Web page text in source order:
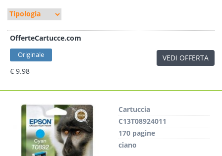
OfferteCartucce.com
Originale
€ 9.98
VEDI OFFERTA
Cartuccia
C13T08924011
170 pagine
ciano